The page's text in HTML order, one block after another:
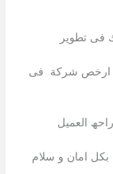
فى تطویر
و ارخص شركة فى
العمیل
امان و سلام